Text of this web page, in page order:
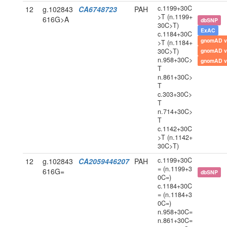
12
g.102843
616G>A
CA6748723 PAH
c.1199+30C
>T (n.1199+
30C>T)
c.1184+30C
>T (n.1184+
30C>T)
n.958+30C>
T
n.861+30C>
T
c.303+30C>
T
n.714+30C>
T
c.1142+30C
>T (n.1142+
30C>T)
dbSNP
ExAC
gnomAD
gnomAD
gnomAD
12
g.102843
616G=
CA2059446207 PAH
c.1199+30C
= (n.1199+3
0C=)
c.1184+30C
= (n.1184+3
0C=)
n.958+30C=
n.861+30C=
dbSNP